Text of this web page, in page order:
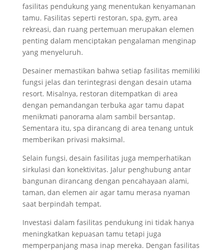
fasilitas pendukung yang menentukan kenyamanan
tamu. Fasilitas seperti restoran, spa, gym, area
rekreasi, dan ruang pertemuan merupakan elemen
penting dalam menciptakan pengalaman menginap
yang menyeluruh.
Desainer memastikan bahwa setiap fasilitas memiliki
fungsi jelas dan terintegrasi dengan desain utama
resort. Misalnya, restoran ditempatkan di area
dengan pemandangan terbuka agar tamu dapat
menikmati panorama alam sambil bersantap.
Sementara itu, spa dirancang di area tenang untuk
memberikan privasi maksimal.
Selain fungsi, desain fasilitas juga memperhatikan
sirkulasi dan konektivitas. Jalur penghubung antar
bangunan dirancang dengan pencahayaan alami,
taman, dan elemen air agar tamu merasa nyaman
saat berpindah tempat.
Investasi dalam fasilitas pendukung ini tidak hanya
meningkatkan kepuasan tamu tetapi juga
memperpanjang masa inap mereka. Dengan fasilitas